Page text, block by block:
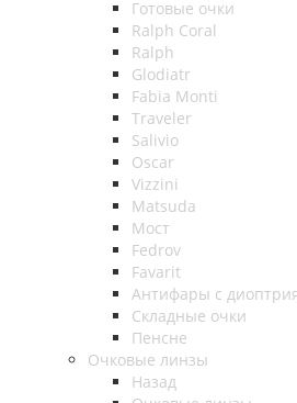
Готовые очки
Ralph Coral
Ralph
Glodiatr
Fabia Monti
Traveler
Salivio
Oscar
Vizzini
Matsuda
Мост
Fedrov
Favarit
Антифары с
Складные очки
Пенсне
Очковые линзы
Назад